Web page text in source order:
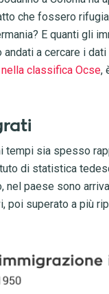
che fossero
E quanti gli
a cercare i
nella classifica Ocse,
tempi sia spesso
di statistica
nel paese sono
poi superato a più